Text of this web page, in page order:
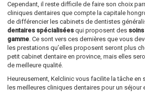
Cependant, il reste difficile de faire son choix
cliniques dentaires que compte la capitale
de différencier les cabinets de dentistes
dentaires spécialisées qui proposent des
gamme. Ce sont vers ces dernières que vous
les prestations qu’elles proposent seront plus
petit cabinet dentaire en province, mais elles
de meilleure qualité.
Heureusement, Kelclinic vous facilite la tâche en
les meilleures cliniques dentaires pour un séjour